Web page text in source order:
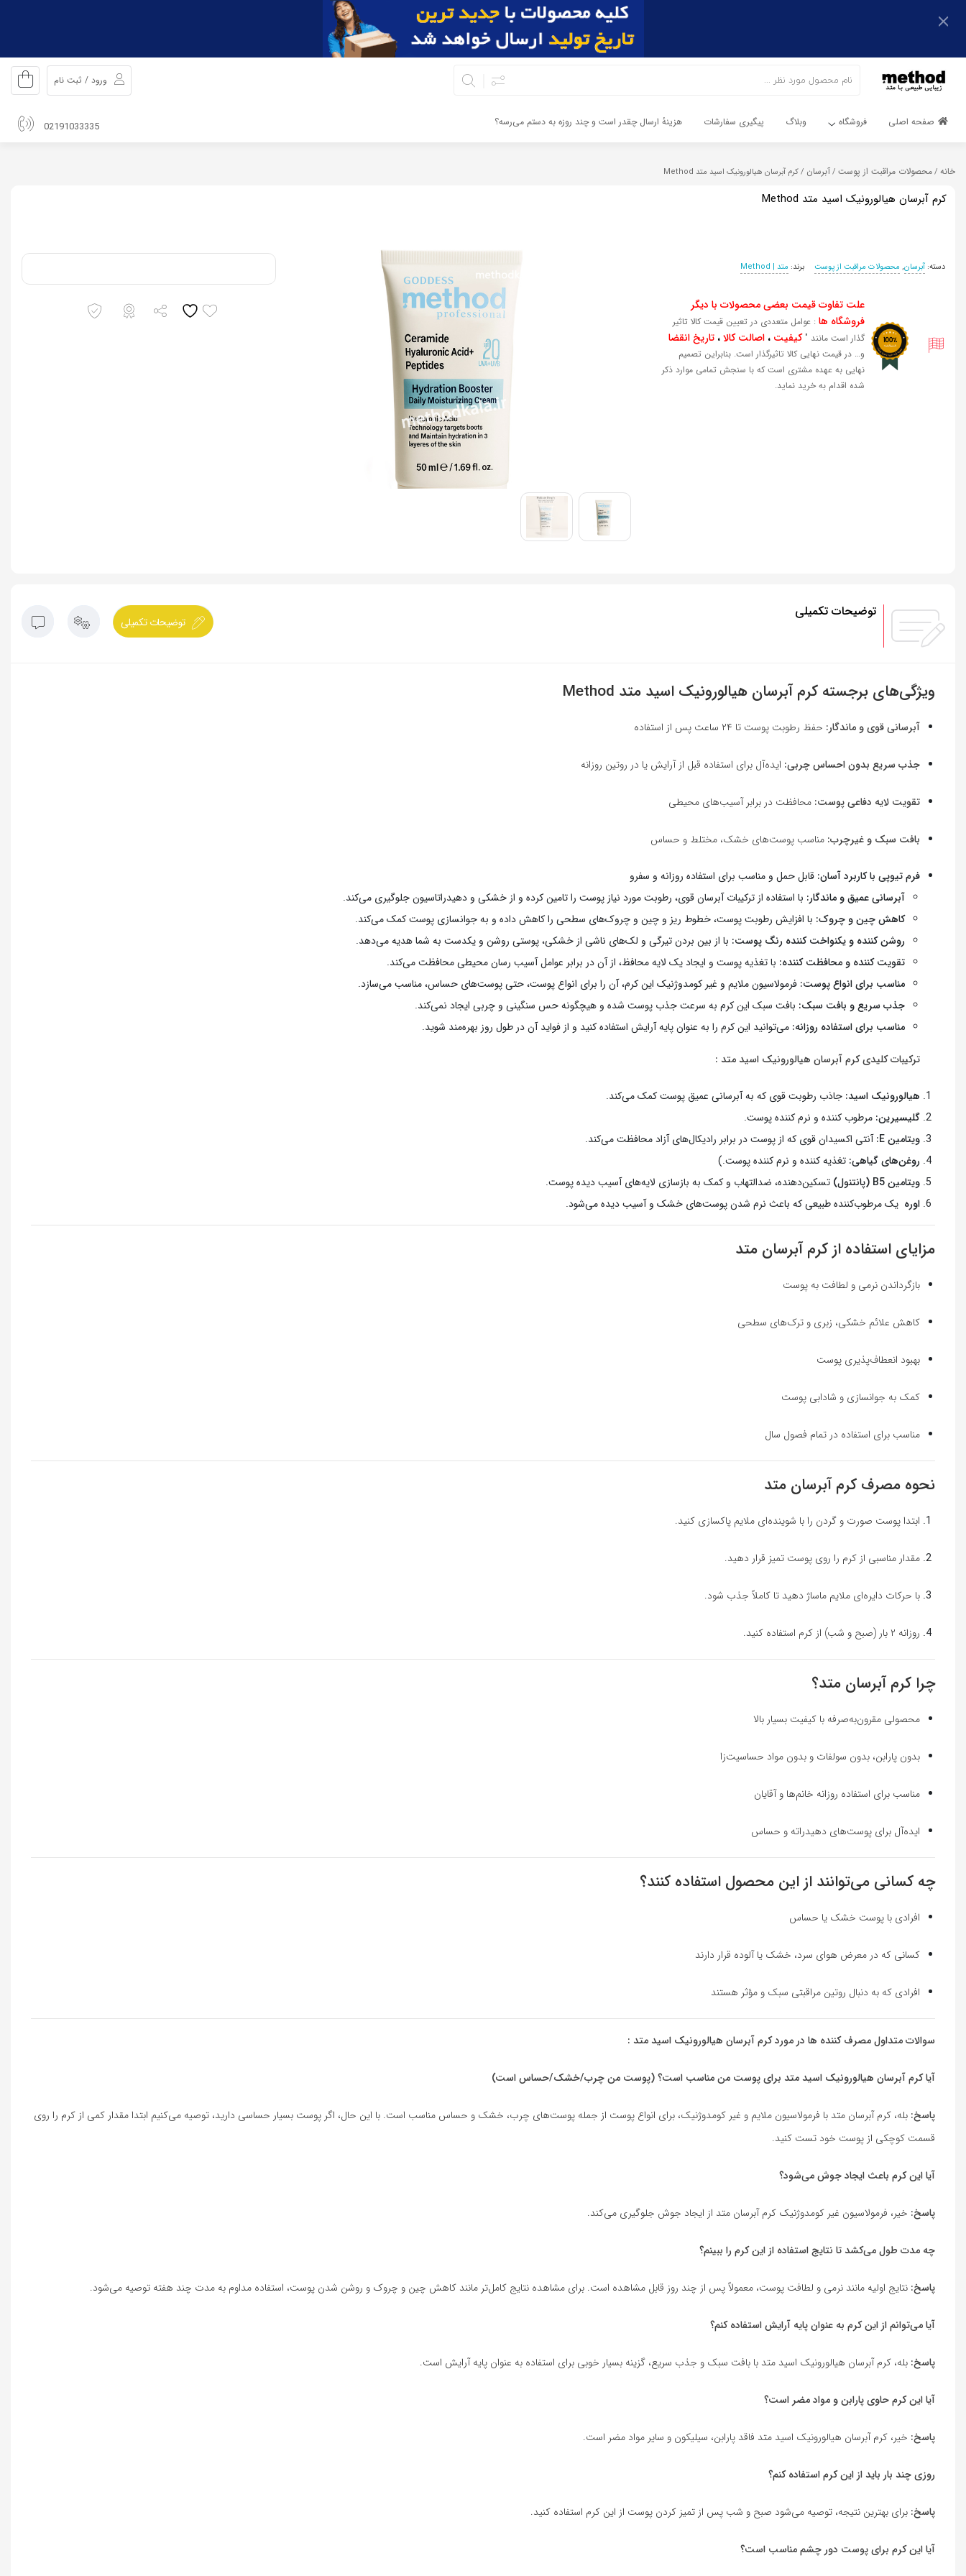
ورود / ثبت نام
صفحه اصلی فروشگاه وبلاگ پیگیری سفارشات هزینهٔ ارسال چقدر است و چند روزه به دستم می‌رسه؟ 02191033335
اشتراک گذاری
با استفاده از روش‌های زیر می‌توانید این صفحه را با دوستان خود
به اشتراک بگذارید.
خانه /محصولات مراقبت از پوست /آبرسان / کرم آبرسان هیالورونیک اسید متد Method
کرم آبرسان هیالورونیک اسید متد Method
دسته: آبرسان, محصولات مراقبت از پوست برند: متد | Method
علت تفاوت قیمت بعضی محصولات با دیگر
فروشگاه ها : عوامل متعددی در تعیین قیمت کالا تاثیر
گذار است مانند "کیفیت ، اصالت کالا، تاریخ انقضا
و… در قیمت نهایی کالا تاثیرگذار است. بنابراین تصمیم
نهایی به عهده مشتری است که با سنجش تمامی موارد ذکر
شده اقدام به خرید نماید.
با استفاده از روش‌های زیر می‌توانید این صفحه را با دوستان خود
توضیحات تکمیلی
توضیحات تکمیلی
ویژگی‌های برجسته کرم آبرسان هیالورونیک اسید متد Method
آبرسانی قوی و ماندگار: حفظ رطوبت پوست تا ۲۴ ساعت پس از استفاده
جذب سریع بدون احساس چربی: ایده‌آل برای استفاده قبل از آرایش یا در روتین روزانه
تقویت لایه دفاعی پوست: محافظت در برابر آسیب‌های محیطی
بافت سبک و غیرچرب: مناسب پوست‌های خشک، مختلط و حساس
فرم تیوپی با کاربرد آسان: قابل حمل و مناسب برای استفاده روزانه و سفرو
آبرسانی عمیق و ماندگار: با استفاده از ترکیبات آبرسان قوی، رطوبت مورد نیاز پوست را تامین کرده و از خشکی و دهیدراتاسیون جلوگیری می‌کند.
کاهش چین و چروک: با افزایش رطوبت پوست، خطوط ریز و چین و چروک‌های سطحی را کاهش داده و به جوانسازی پوست کمک می‌کند.
روشن کننده و یکنواخت کننده رنگ پوست: با از بین بردن تیرگی و لک‌های ناشی از خشکی، پوستی روشن و یکدست به شما هدیه می‌دهد.
تقویت کننده و محافظت کننده: با تغذیه پوست و ایجاد یک لایه محافظ، از آن در برابر عوامل آسیب رسان محیطی محافظت می‌کند.
مناسب برای انواع پوست: فرمولاسیون ملایم و غیر کومدوژنیک این کرم، آن را برای انواع پوست، حتی پوست‌های حساس، مناسب می‌سازد.
جذب سریع و بافت سبک: بافت سبک این کرم به سرعت جذب پوست شده و هیچگونه حس سنگینی و چربی ایجاد نمی‌کند.
مناسب برای استفاده روزانه: می‌توانید این کرم را به عنوان پایه آرایش استفاده کنید و از فواید آن در طول روز بهره‌مند شوید.
ترکیبات کلیدی کرم آبرسان هیالورونیک اسید متد :
هیالورونیک اسید: جاذب رطوبت قوی که به آبرسانی عمیق پوست کمک می‌کند.
گلیسیرین: مرطوب کننده و نرم کننده پوست.
ویتامین E:
آنتی اکسیدان قوی که از پوست در برابر رادیکال‌های آزاد محافظت می‌کند.
روغن‌های گیاهی: تغذیه کننده و نرم کننده پوست.)
ویتامین B5 (پانتنول)
تسکین‌دهنده، ضدالتهاب و کمک به بازسازی لایه‌های آسیب دیده پوست.
اوره یک مرطوب‌کننده طبیعی که باعث نرم شدن پوست‌های خشک و آسیب دیده می‌شود.
مزایای استفاده از کرم آبرسان متد
بازگرداندن نرمی و لطافت به پوست
کاهش علائم خشکی، زبری و ترک‌های سطحی
بهبود انعطاف‌پذیری پوست
کمک به جوانسازی و شادابی پوست
مناسب برای استفاده در تمام فصول سال
نحوه مصرف کرم آبرسان متد
ابتدا پوست صورت و گردن را با شوینده‌ای ملایم پاکسازی کنید.
مقدار مناسبی از کرم را روی پوست تمیز قرار دهید.
با حرکات دایره‌ای ملایم ماساژ دهید تا کاملاً جذب شود.
روزانه ۲ بار (صبح و شب) از کرم استفاده کنید.
چرا کرم آبرسان متد؟
محصولی مقرون‌به‌صرفه با کیفیت بسیار بالا
بدون پارابن، بدون سولفات و بدون مواد حساسیت‌زا
مناسب برای استفاده روزانه خانم‌ها و آقایان
ایده‌آل برای پوست‌های دهیدراته و حساس
چه کسانی می‌توانند از این محصول استفاده کنند؟
افرادی با پوست خشک یا حساس
کسانی که در معرض هوای سرد، خشک یا آلوده قرار دارند
افرادی که به دنبال روتین مراقبتی سبک و مؤثر هستند
سوالات متداول مصرف کننده ها در مورد کرم آبرسان هیالورونیک اسید متد :
آیا کرم آبرسان هیالورونیک اسید متد برای پوست من مناسب است؟ (پوست من چرب/خشک/حساس است)
پاسخ: بله، کرم آبرسان متد با فرمولاسیون ملایم و غیر کومدوژنیک، برای انواع پوست از جمله پوست‌های چرب، خشک و حساس مناسب است. با این حال، اگر پوست بسیار حساسی دارید، توصیه می‌کنیم ابتدا مقدار کمی از کرم را روی
قسمت کوچکی از پوست خود تست کنید.
آیا این کرم باعث ایجاد جوش می‌شود؟
پاسخ: خیر، فرمولاسیون غیر کومدوژنیک کرم آبرسان متد از ایجاد جوش جلوگیری می‌کند.
چه مدت طول می‌کشد تا نتایج استفاده از این کرم را ببینم؟
پاسخ: نتایج اولیه مانند نرمی و لطافت پوست، معمولاً پس از چند روز قابل مشاهده است. برای مشاهده نتایج کامل‌تر مانند کاهش چین و چروک و روشن شدن پوست، استفاده مداوم به مدت چند هفته توصیه می‌شود.
آیا می‌توانم از این کرم به عنوان پایه آرایش استفاده کنم؟
پاسخ: بله، کرم آبرسان هیالورونیک اسید متد با بافت سبک و جذب سریع، گزینه بسیار خوبی برای استفاده به عنوان پایه آرایش است.
آیا این کرم حاوی پارابن و مواد مضر است؟
پاسخ: خیر، کرم آبرسان هیالورونیک اسید متد فاقد پارابن، سیلیکون و سایر مواد مضر است.
روزی چند بار باید از این کرم استفاده کنم؟
پاسخ: برای بهترین نتیجه، توصیه می‌شود صبح و شب پس از تمیز کردن پوست از این کرم استفاده کنید.
آیا این کرم برای پوست دور چشم مناسب است؟